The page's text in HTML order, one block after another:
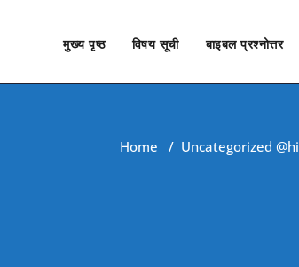
मुख्य पृष्ठ विषय सूची बाइबल प्रश्नोत्तर
Home / Uncategorized @hi